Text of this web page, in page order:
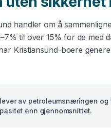
handler om å
til over 15% for de med
Kristiansund-boere
av petroleumsnæringen
enn gjennomsnittet.